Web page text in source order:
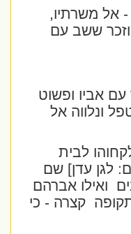
משרתיו,
ששב עם
אביו ופשוט
ונלווה אל
לבית
לגן עדן] שם
ואילו אברהם
קצרה - כי